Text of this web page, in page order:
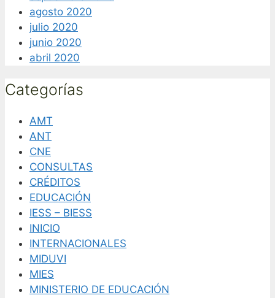
agosto 2020
julio 2020
junio 2020
abril 2020
Categorías
AMT
ANT
CNE
CONSULTAS
CRÉDITOS
EDUCACIÓN
IESS – BIESS
INICIO
INTERNACIONALES
MIDUVI
MIES
MINISTERIO DE EDUCACIÓN